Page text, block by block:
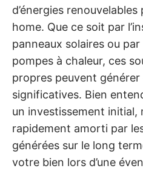
d’énergies
home. Que ce soit par
panneaux solaires ou par
pompes à chaleur, ces
propres peuvent
significatives. Bien
un investissement initial,
rapidement amorti par
générées sur le long
votre bien lors d’une